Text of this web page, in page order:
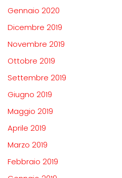
Gennaio 2020
Dicembre 2019
Novembre 2019
Ottobre 2019
Settembre 2019
Giugno 2019
Maggio 2019
Aprile 2019
Marzo 2019
Febbraio 2019